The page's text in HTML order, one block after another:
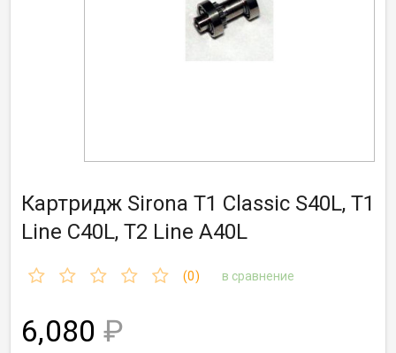
Картридж Sirona T1 Classic S40L, T1
Line C40L, T2 Line A40L
(0) в сравнение
6,080 ₽